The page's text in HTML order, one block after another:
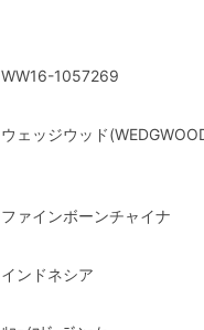
WW16-1057269
ウェッジウッド
ファインボーンチャイナ
インドネシア